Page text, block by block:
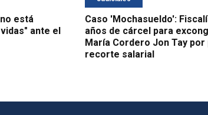
está
ante el
Caso 'Mochasueldo':
años de cárcel para
María Cordero Jon Tay
recorte salarial